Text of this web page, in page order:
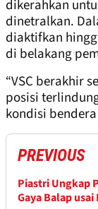
dikerahkan
dinetralkan.
diaktifkan
di belakang
“VSC berakhir
posisi
kondisi
PREVIOUS
Piastri Ungkap
Gaya Balap